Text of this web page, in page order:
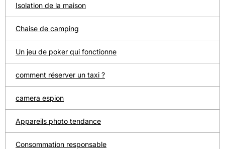
Isolation de la maison
Chaise de camping
Un jeu de poker qui fonctionne
comment réserver un taxi ?
camera espion
Appareils photo tendance
Consommation responsable